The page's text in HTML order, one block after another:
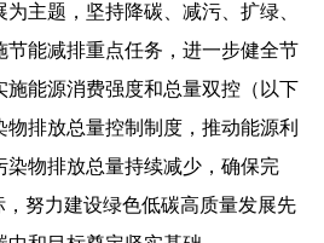
主题，坚持降碳、减污、扩绿、
节能减排重点任务，进一步健全节
施能源消费强度和总量双控（以下
排放总量控制制度，推动能源利
染物排放总量持续减少，确保完
，努力建设绿色低碳高质量发展先